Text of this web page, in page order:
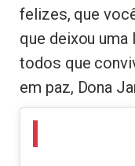
felizes, que
que deixou
todos que
em paz, Dona